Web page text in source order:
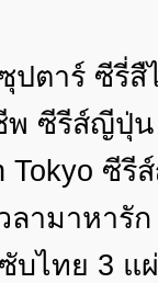
ปตาร์ ซีรี่
พ ซีรีส์ญีปุ่
Tokyo ซี
ลามาหา
บไทย 3 แ